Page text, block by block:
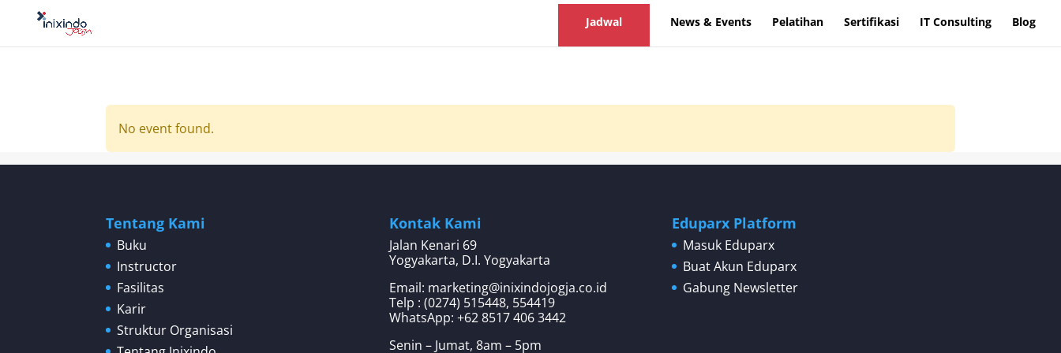
Jadwal News & Events Pelatihan Sertifikasi IT Consulting Blog
No event found.
Tentang Kami
Buku
Instructor
Fasilitas
Karir
Struktur Organisasi
Kontak Kami
Jalan Kenari 69
Yogyakarta, D.I. Yogyakarta
Email: marketing@inixindojogja.co.id
Telp : (0274) 515448, 554419
WhatsApp: +62 8517 406 3442
Senin – Jumat, 8am – 5pm
Eduparx Platform
Masuk Eduparx
Buat Akun Eduparx
Gabung Newsletter